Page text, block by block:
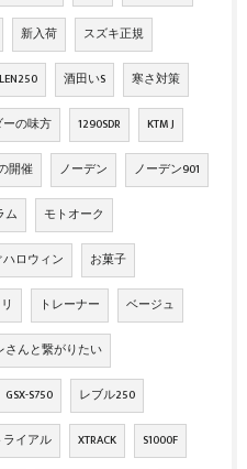
新入荷 スズキ正規
酒田いS 寒さ対策
ーの味方 1290SDR KTM J
開催 ノーデン ノーデン901
ム モトオーク
ハロウィン お菓子
トレーナー ベージュ
さんと繋がりたい
GSX-S750 レブル250
ライアル XTRACK S1000F